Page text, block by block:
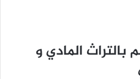
المادي و